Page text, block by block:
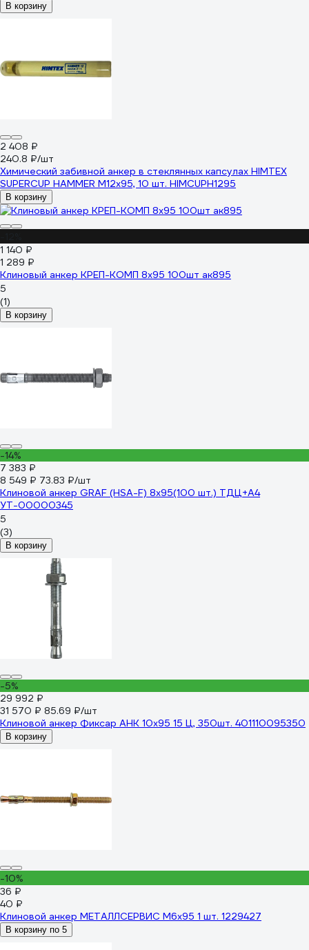
В корзину
2 408 ₽
240.8 ₽/шт
Химический забивной анкер в стеклянных капсулах HIMTEX
SUPERCUP HAMMER M12x95, 10 шт. HIMCUPH1295
В корзину
1 140 ₽
1 289 ₽
Клиновый анкер КРЕП-КОМП 8х95 100шт ак895
5
(1)
В корзину
-14%
7 383 ₽
8 549 ₽ 73.83 ₽/шт
Клиновой анкер GRAF (HSA-F) 8x95(100 шт.) ТДЦ+А4
УТ-00000345
5
(3)
В корзину
-5%
29 992 ₽
31 570 ₽ 85.69 ₽/шт
Клиновой анкер Фиксар АНК 10х95 15 Ц, 350шт. 401110095350
В корзину
-10%
36 ₽
40 ₽
Клиновой анкер МЕТАЛЛСЕРВИС M6x95 1 шт. 1229427
В корзину по 5